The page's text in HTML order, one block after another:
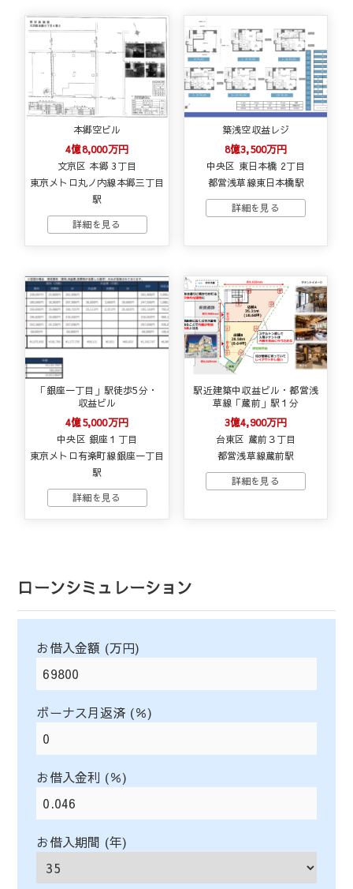
本郷空ビル
4億8,000万円
文京区 本郷 3丁目
東京メトロ丸ノ内線本郷三丁目
駅
築浅空収益レジ
8億3,500万円
中央区 東日本橋 2丁目
都営浅草線東日本橋駅
「銀座一丁目」駅徒歩5分・
収益ビル
4億5,000万円
中央区 銀座１丁目
東京メトロ有楽町線銀座一丁目
駅
駅近建築中収益ビル・都営浅
草線「蔵前」駅１分
3億4,900万円
台東区 蔵前３丁目
都営浅草線蔵前駅
ローンシミュレーション
お借入金額 (万円)
ボーナス月返済 (％)
お借入金利 (％)
お借入期間 (年)